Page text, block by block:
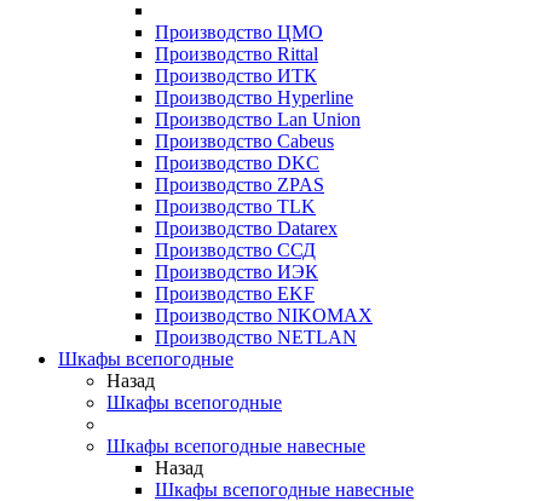
Производство ЦМО
Производство Rittal
Производство ИТК
Производство Hyperline
Производство Lan Union
Производство Cabeus
Производство DKC
Производство ZPAS
Производство TLK
Производство Datarex
Производство ССД
Производство ИЭК
Производство EKF
Производство NIKOMAX
Производство NETLAN
Шкафы всепогодные
Назад
Шкафы всепогодные
Шкафы всепогодные навесные
Назад
Шкафы всепогодные навесные